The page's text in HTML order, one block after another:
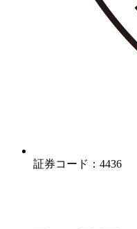
証券コード：4436